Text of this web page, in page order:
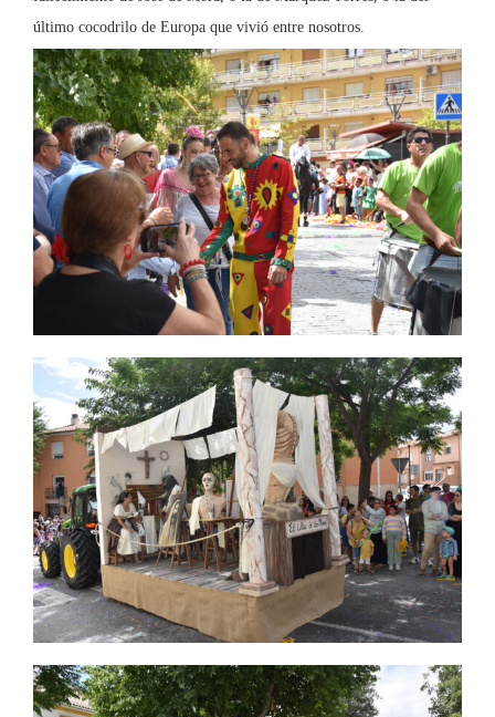
último cocodrilo de Europa que vivió entre nosotros.